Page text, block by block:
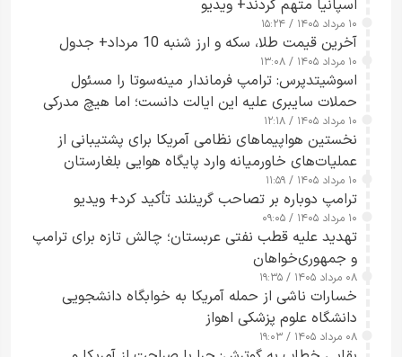
اسپانیا متهم کردند+ ویدیو
۱۰ مرداد ۱۴۰۵ / ۱۵:۲۴
آخرین قیمت طلا، سکه و ارز شنبه 10 مرداد+ جدول
۱۰ مرداد ۱۴۰۵ / ۱۳:۰۸
اسوشیتدپرس: ترامپ فرماندار مینه‌سوتا را مسئول
حملات سایبری علیه این ایالت دانست؛ اما هیچ مدرکی
ارائه نکرد
۱۰ مرداد ۱۴۰۵ / ۱۲:۱۸
نخستین هواپیماهای نظامی آمریکا برای پشتیبانی از
عملیات‌های خاورمیانه وارد پایگاه هوایی بلغارستان
شدند
۱۰ مرداد ۱۴۰۵ / ۱۱:۵۹
ترامپ دوباره بر تصاحب گرینلند تأکید کرد+ ویدیو
۱۰ مرداد ۱۴۰۵ / ۰۹:۰۵
تهدید علیه قطب نفتی عربستان؛ چالش تازه برای ترامپ
و جمهوری‌خواهان
۰۸ مرداد ۱۴۰۵ / ۱۹:۳۵
خسارات ناشی از حمله آمریکا به خوابگاه دانشجویی
دانشگاه علوم پزشکی اهواز
۰۸ مرداد ۱۴۰۵ / ۱۹:۰۳